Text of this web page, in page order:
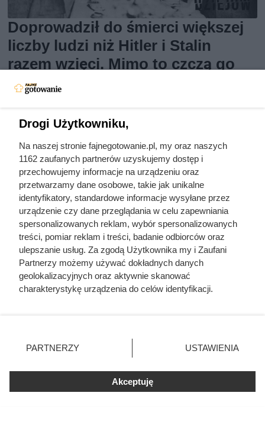
Doprowadził do śmierci większej
liczby ludzi niż Hitler i Stalin
razem wzięci. Mimo to czczą go
jako bohatera
Na ile naprawdę wystarcza tona
Drogi Użytkowniku,
Na naszej stronie fajnegotowanie.pl, my oraz naszych
1162 zaufanych partnerów uzyskujemy dostęp i
przechowujemy informacje na urządzeniu oraz
przetwarzamy dane osobowe, takie jak unikalne
identyfikatory, standardowe informacje wysyłane przez
urządzenie czy dane przeglądania w celu zapewniania
spersonalizowanych reklam, wybór spersonalizowanych
treści, pomiar reklam i treści, badanie odbiorców oraz
ulepszanie usług. Za zgodą Użytkownika my i Zaufani
Partnerzy możemy używać dokładnych danych
geolokalizacyjnych oraz aktywnie skanować
charakterystykę urządzenia do celów identyfikacji.
zmienić/wycofać klikając przycisk ustawień prywatności
znajdujący się w lewym dolnym rogu strony
rodzaje przetwarzania danych nie wymagają zgody
użytkownika, ale masz prawo sprzeciwić się takiemu
przetwarzaniu. Preferencje będą miały zastosowania tylko
PARTNERZY USTAWIENIA
Akceptuję